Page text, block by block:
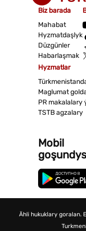
Biz barada
Mahabat
Hyzmatdaşlyk
Düzgünler
Habarlaşmak
Hyzmatlar
Maglumat
PR makalalary
TSTB agzalary
Mobil
Ähli hukuklary goralan.